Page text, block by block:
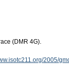
(DMR 4G).
2005/